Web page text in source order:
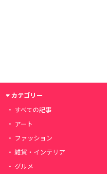
カテゴリー
すべての記事
アート
ファッション
雑貨・インテリア
グルメ